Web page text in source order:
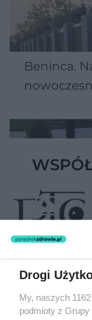
Beninca.
Żaden utwór
rozpowszechniany
(w tym także
Drogi
My, naszych
podmioty z